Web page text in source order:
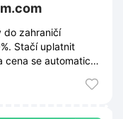
do zahraničí
Stačí uplatnit
se automaticky